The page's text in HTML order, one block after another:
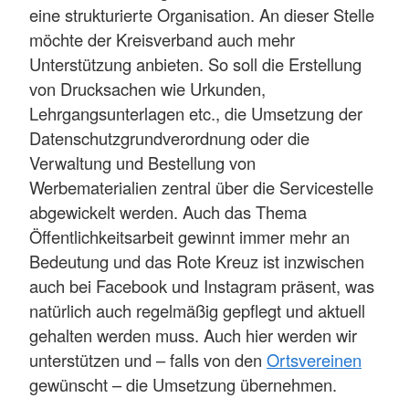
eine strukturierte Organisation. An dieser Stelle
möchte der Kreisverband auch mehr
Unterstützung anbieten. So soll die Erstellung
von Drucksachen wie Urkunden,
Lehrgangsunterlagen etc., die Umsetzung der
Datenschutzgrundverordnung oder die
Verwaltung und Bestellung von
Werbematerialien zentral über die Servicestelle
abgewickelt werden. Auch das Thema
Öffentlichkeitsarbeit gewinnt immer mehr an
Bedeutung und das Rote Kreuz ist inzwischen
auch bei Facebook und Instagram präsent, was
natürlich auch regelmäßig gepflegt und aktuell
gehalten werden muss. Auch hier werden wir
unterstützen und – falls von den Ortsvereinen
gewünscht – die Umsetzung übernehmen.